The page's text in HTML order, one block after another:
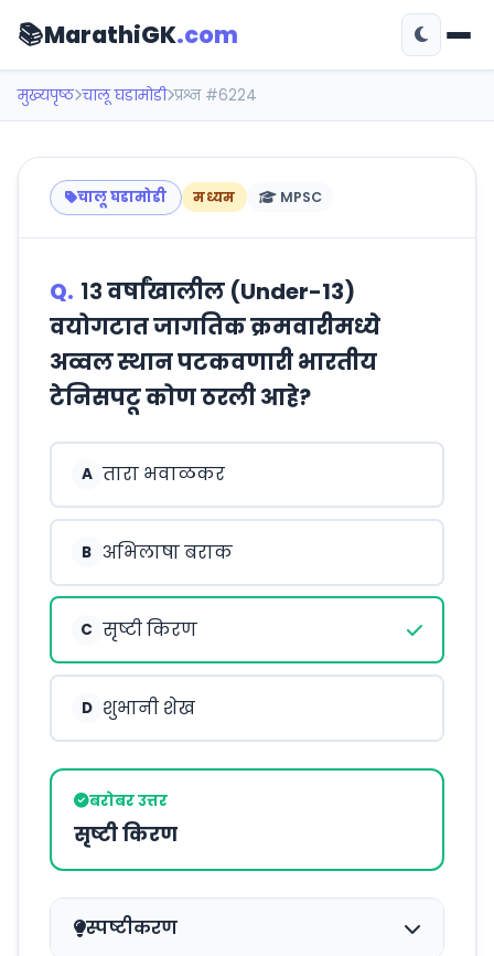
📚MarathiGK.com
मुख्यपृष्ठ चालू घडामोडी प्रश्न #6224
चालू घडामोडी मध्यम MPSC
Q. १३ वर्षांखालील (Under-13)
वयोगटात जागतिक क्रमवारीमध्ये
अव्वल स्थान पटकवणारी भारतीय
टेनिसपटू कोण ठरली आहे?
A तारा भवाळकर
B अभिलाषा बराक
C सृष्टी किरण
D शुभानी शेख
बरोबर उत्तर
सृष्टी किरण
स्पष्टीकरण